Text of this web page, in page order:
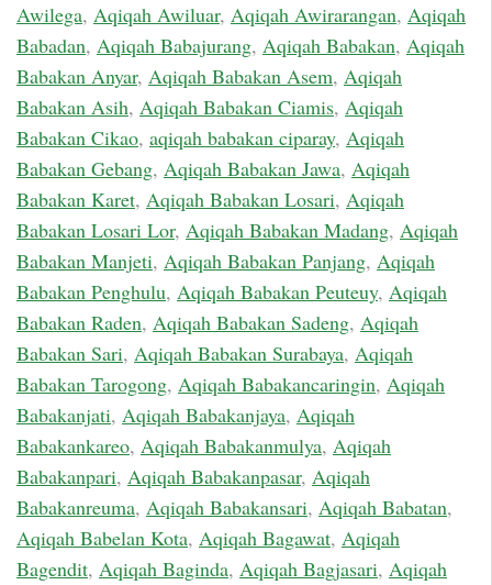
Awilega, Aqiqah Awiluar, Aqiqah Awirarangan, Aqiqah
Babadan, Aqiqah Babajurang, Aqiqah Babakan, Aqiqah
Babakan Anyar, Aqiqah Babakan Asem, Aqiqah
Babakan Asih, Aqiqah Babakan Ciamis, Aqiqah
Babakan Cikao, aqiqah babakan ciparay, Aqiqah
Babakan Gebang, Aqiqah Babakan Jawa, Aqiqah
Babakan Karet, Aqiqah Babakan Losari, Aqiqah
Babakan Losari Lor, Aqiqah Babakan Madang, Aqiqah
Babakan Manjeti, Aqiqah Babakan Panjang, Aqiqah
Babakan Penghulu, Aqiqah Babakan Peuteuy, Aqiqah
Babakan Raden, Aqiqah Babakan Sadeng, Aqiqah
Babakan Sari, Aqiqah Babakan Surabaya, Aqiqah
Babakan Tarogong, Aqiqah Babakancaringin, Aqiqah
Babakanjati, Aqiqah Babakanjaya, Aqiqah
Babakankareo, Aqiqah Babakanmulya, Aqiqah
Babakanpari, Aqiqah Babakanpasar, Aqiqah
Babakanreuma, Aqiqah Babakansari, Aqiqah Babatan,
Aqiqah Babelan Kota, Aqiqah Bagawat, Aqiqah
Bagendit, Aqiqah Baginda, Aqiqah Bagjasari, Aqiqah